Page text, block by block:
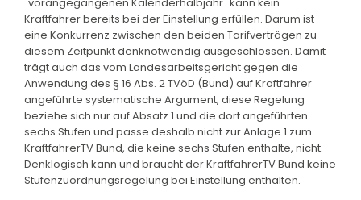
Kraftfahrer bereits bei der Einstellung erfüllen. Darum ist
eine Konkurrenz zwischen den beiden Tarifverträgen zu
diesem Zeitpunkt denknotwendig ausgeschlossen. Damit
trägt auch das vom Landesarbeitsgericht gegen die
Anwendung des § 16 Abs. 2 TVöD (Bund) auf Kraftfahrer
angeführte systematische Argument, diese Regelung
beziehe sich nur auf Absatz 1 und die dort angeführten
sechs Stufen und passe deshalb nicht zur Anlage 1 zum
KraftfahrerTV Bund, die keine sechs Stufen enthalte, nicht.
Denklogisch kann und braucht der KraftfahrerTV Bund keine
Stufenzuordnungsregelung bei Einstellung enthalten.